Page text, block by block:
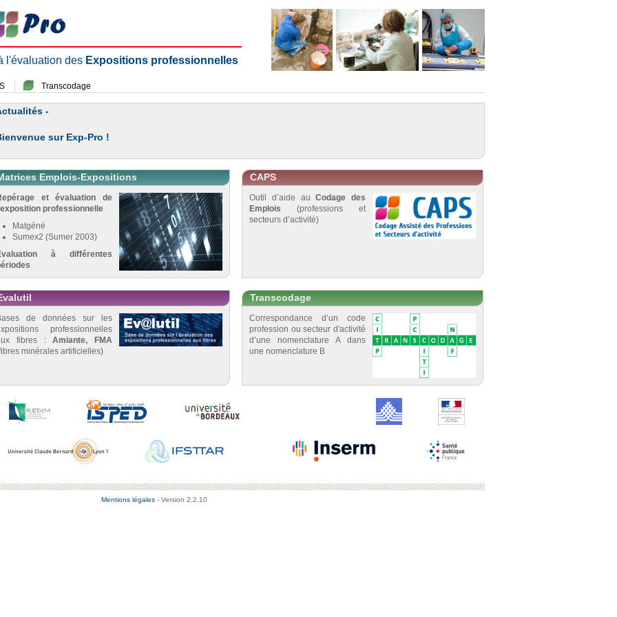
l'évaluation des Expositions professionnelles
Transcodage
-
sur Exp-Pro !
Emplois-Expositions
et évaluation de
professionnelle
Matgéné
Sumex2 (Sumer 2003)
à différentes
CAPS
Outil d’aide auCodage des
Emplois (professions et
secteurs d’activité)
de données sur les
professionnelles
fibres :Amiante, FMA
minérales artificielles)
Transcodage
Correspondance d’un code
profession ou secteur d'activité
d’une nomenclature A dans
une nomenclature B
Mentions légales - Version 2.2.10